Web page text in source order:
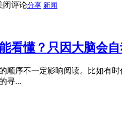
闭评论分享 新闻
看懂？只因大脑会
顺序不一定影响阅读。比如有
寻...